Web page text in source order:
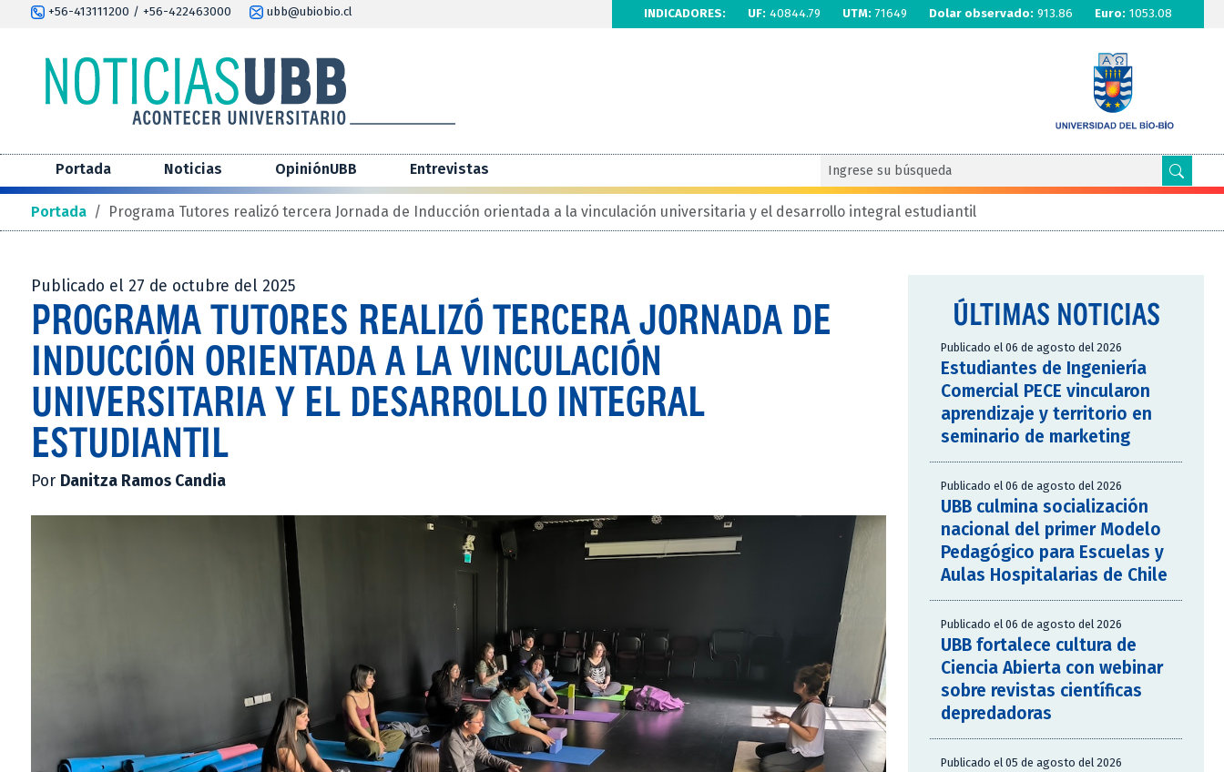
+56-413111200 / +56-422463000 ubb@ubiobio.cl INDICADORES: UF: 40844.79 UTM: 71649 Dolar observado: 913.86 Euro: 1053.08
Portada Noticias OpiniónUBB Entrevistas
Portada / Programa Tutores realizó tercera Jornada de Inducción orientada a la vinculación universitaria y el desarrollo integral estudiantil
Publicado el 27 de octubre del 2025
PROGRAMA TUTORES REALIZÓ TERCERA JORNADA DE
INDUCCIÓN ORIENTADA A LA VINCULACIÓN
UNIVERSITARIA Y EL DESARROLLO INTEGRAL
ESTUDIANTIL
Por Danitza Ramos Candia
ÚLTIMAS NOTICIAS
Publicado el 06 de agosto del 2026
Estudiantes de Ingeniería
Comercial PECE vincularon
aprendizaje y territorio en
seminario de marketing
Publicado el 06 de agosto del 2026
UBB culmina socialización
nacional del primer Modelo
Pedagógico para Escuelas y
Aulas Hospitalarias de Chile
Publicado el 06 de agosto del 2026
UBB fortalece cultura de
Ciencia Abierta con webinar
sobre revistas científicas
depredadoras
Publicado el 05 de agosto del 2026